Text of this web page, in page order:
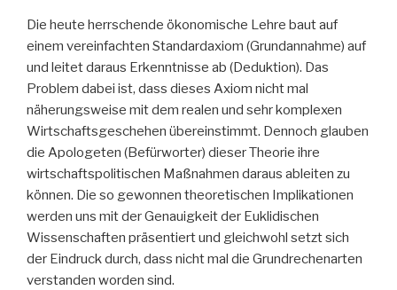
Die heute herrschende ökonomische Lehre baut auf
einem vereinfachten Standardaxiom (Grundannahme) auf
und leitet daraus Erkenntnisse ab (Deduktion). Das
Problem dabei ist, dass dieses Axiom nicht mal
näherungsweise mit dem realen und sehr komplexen
Wirtschaftsgeschehen übereinstimmt. Dennoch glauben
die Apologeten (Befürworter) dieser Theorie ihre
wirtschaftspolitischen Maßnahmen daraus ableiten zu
können. Die so gewonnen theoretischen Implikationen
werden uns mit der Genauigkeit der Euklidischen
Wissenschaften präsentiert und gleichwohl setzt sich
der Eindruck durch, dass nicht mal die Grundrechenarten
verstanden worden sind.